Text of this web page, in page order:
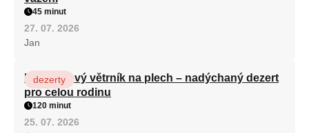
45 minut
27. 07. 2026
Jan
Karamelový větrník na plech – nadýchaný dezert
pro celou rodinu
dezerty
120 minut
25. 07. 2026